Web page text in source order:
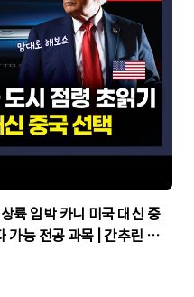
륙 임박 카니 미국 대신 중
가능 전공 과목 | 간추린 캐
안뉴스